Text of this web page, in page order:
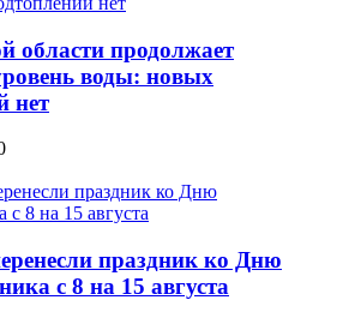
области продолжает
воды: новых
нет
праздник ко Дню
с 8 на 15 августа